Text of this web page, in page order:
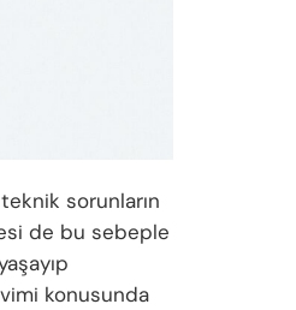
sorunların
de bu sebeple
konusunda